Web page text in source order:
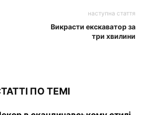
наступна стаття
Викрасти екскаватор за
три хвилини
ПО ТЕМІ